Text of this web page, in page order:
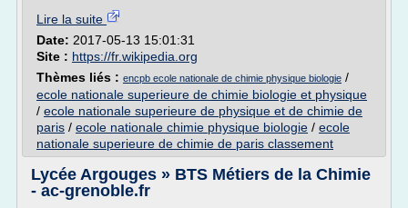
Lire la suite
Date: 2017-05-13 15:01:31
Site : https://fr.wikipedia.org
Thèmes liés : encpb ecole nationale de chimie physique biologie /
ecole nationale superieure de chimie biologie et physique
/ ecole nationale superieure de physique et de chimie de
paris / ecole nationale chimie physique biologie / ecole
nationale superieure de chimie de paris classement
Lycée Argouges » BTS Métiers de la Chimie
- ac-grenoble.fr